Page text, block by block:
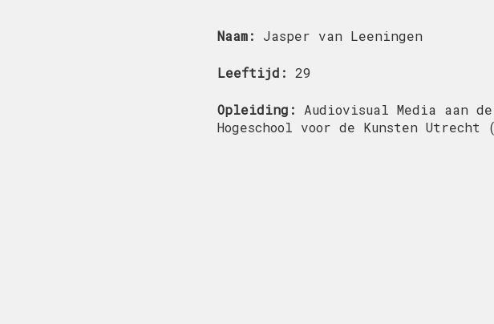
Naam: Jasper van Leeningen
Leeftijd: 29
Opleiding: Audiovisual Media aan de
Hogeschool voor de Kunsten Utrecht